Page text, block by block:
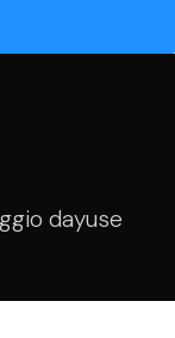
dayuse